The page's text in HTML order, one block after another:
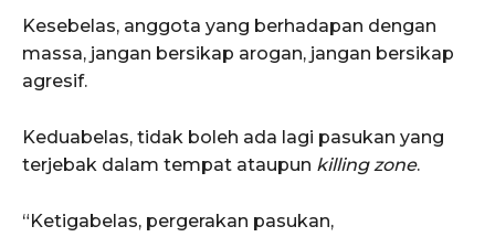
Kesebelas, anggota yang berhadapan dengan
massa, jangan bersikap arogan, jangan bersikap
agresif.
Keduabelas, tidak boleh ada lagi pasukan yang
terjebak dalam tempat ataupun killing zone.
“Ketigabelas, pergerakan pasukan,